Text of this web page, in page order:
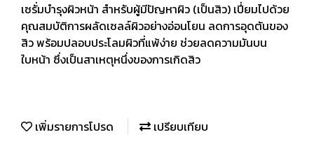
เซรั่มบำรุงผิวหน้า สำหรับผู้มีปัญหาผิว (เป็นสิว) เปี่ยมไปด้วย
คุณสมบัติการผลัดเซลล์ผิวอย่างอ่อนโยน ลดการอุดตันของ
สิว พร้อมปลอบประโลมผิวที่แพ้ง่าย ช่วยลดความมันบน
ใบหน้า ซึ่งเป็นสาเหตุหนึ่งของการเกิดสิว
เพิ่มรายการโปรด
เปรียบเทียบ